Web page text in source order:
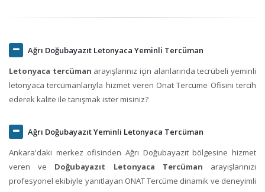
Ağrı Doğubayazıt Letonyaca Yeminli Tercüman
Letonyaca tercüman arayışlarınız için alanlarında tecrübeli yeminli
letonyaca tercümanlarıyla hizmet veren Onat Tercüme Ofisini tercih
ederek kalite ile tanışmak ister misiniz?
Ağrı Doğubayazıt Yeminli Letonyaca Tercüman
Ankara'daki merkez ofisinden Ağrı Doğubayazıt bölgesine hizmet
veren ve Doğubayazıt Letonyaca Tercüman arayışlarınızı
profesyonel ekibiyle yanıtlayan ONAT Tercüme dinamik ve deneyimli